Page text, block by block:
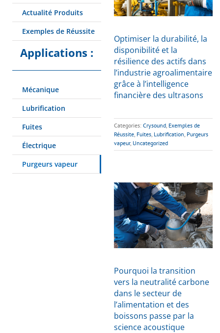
Actualité Produits
Exemples de Réussite
Applications :
Mécanique
Lubrification
Fuites
Électrique
Purgeurs vapeur
Optimiser la durabilité, la
disponibilité et la
résilience des actifs dans
l’industrie agroalimentaire
grâce à l’intelligence
financière des ultrasons
Categories:Crysound Exemples de
Réussite Fuites Lubrification Purgeurs
vapeur, Uncategorized
Pourquoi la transition
vers la neutralité carbone
dans le secteur de
l’alimentation et des
boissons passe par la
science acoustique